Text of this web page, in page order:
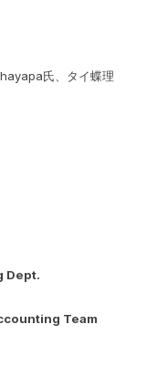
氏、タイ蝶理
Dept.
Team